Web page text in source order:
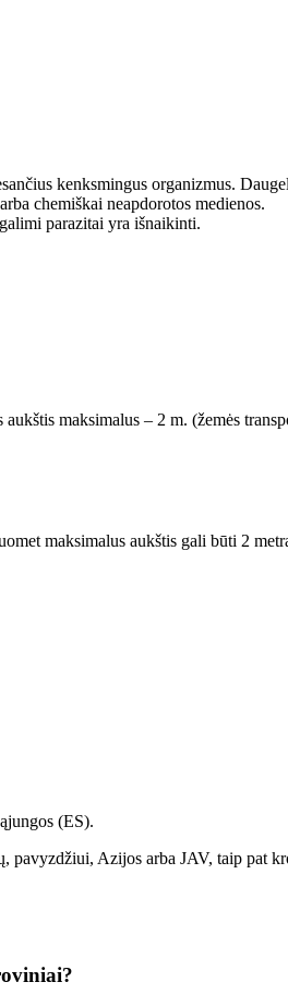
kenksmingus organizmus.
chemiškai neapdorotos medienos.
parazitai yra išnaikinti.
maksimalus – 2 m. (žemės
maksimalus aukštis gali būti 2
(ES).
Azijos arba JAV, taip pat